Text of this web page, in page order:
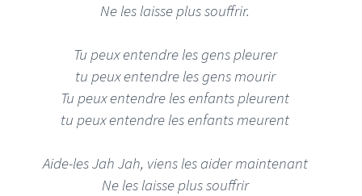
Ne les laisse plus souffrir.
Tu peux entendre les gens pleurer
tu peux entendre les gens mourir
Tu peux entendre les enfants pleurent
tu peux entendre les enfants meurent
Aide-les Jah Jah, viens les aider maintenant
Ne les laisse plus souffrir